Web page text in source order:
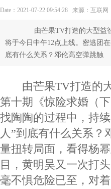
Date：2021-07-22 09:54:28 来源：互联网
由芒果TV打造的大型益智
将于今日中午12点上线。密逃团
底有什么关系？邓伦高空弹跳触
由芒果TV打造的大
第十期《惊险求婚（
找陶陶的过程中，持
人”到底有什么关系？
量扭转局面，看得杨
目，黄明昊又一次打
毫不惧危险已至，对